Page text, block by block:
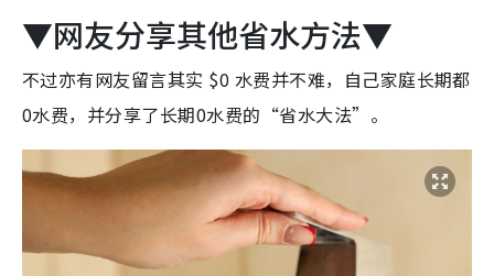
▼网友分享其他省水方法▼
不过亦有网友留言其实 $0 水费并不难，自己家庭长期都
0水费，并分享了长期0水费的“省水大法”。